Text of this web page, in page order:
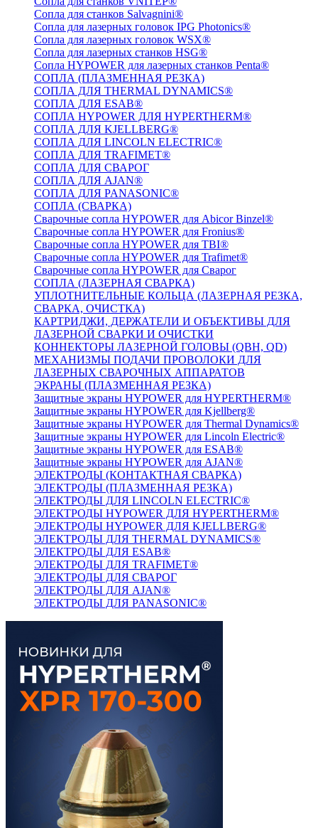
Сопла для станков Salvagnini®
Сопла для лазерных головок IPG Photonics®
Сопла для лазерных головок WSX®
Сопла для лазерных станков HSG®
Сопла HYPOWER для лазерных станков Penta®
СОПЛА (ПЛАЗМЕННАЯ РЕЗКА)
СОПЛА ДЛЯ THERMAL DYNAMICS®
СОПЛА ДЛЯ ESAB®
СОПЛА HYPOWER ДЛЯ HYPERTHERM®
СОПЛА ДЛЯ KJELLBERG®
СОПЛА ДЛЯ LINCOLN ELECTRIC®
СОПЛА ДЛЯ TRAFIMET®
СОПЛА ДЛЯ СВАРОГ
СОПЛА ДЛЯ AJAN®
СОПЛА ДЛЯ PANASONIC®
СОПЛА (СВАРКА)
Сварочные сопла HYPOWER для Abicor Binzel®
Сварочные сопла HYPOWER для Fronius®
Сварочные сопла HYPOWER для TBI®
Сварочные сопла HYPOWER для Trafimet®
Сварочные сопла HYPOWER для Сварог
СОПЛА (ЛАЗЕРНАЯ СВАРКА)
УПЛОТНИТЕЛЬНЫЕ КОЛЬЦА (ЛАЗЕРНАЯ РЕЗКА,
СВАРКА, ОЧИСТКА)
КАРТРИДЖИ, ДЕРЖАТЕЛИ И ОБЪЕКТИВЫ ДЛЯ
ЛАЗЕРНОЙ СВАРКИ И ОЧИСТКИ
КОННЕКТОРЫ ЛАЗЕРНОЙ ГОЛОВЫ (QBH, QD)
МЕХАНИЗМЫ ПОДАЧИ ПРОВОЛОКИ ДЛЯ
ЛАЗЕРНЫХ СВАРОЧНЫХ АППАРАТОВ
ЭКРАНЫ (ПЛАЗМЕННАЯ РЕЗКА)
Защитные экраны HYPOWER для HYPERTHERM®
Защитные экраны HYPOWER для Kjellberg®
Защитные экраны HYPOWER для Thermal Dynamics®
Защитные экраны HYPOWER для Lincoln Electric®
Защитные экраны HYPOWER для ESAB®
Защитные экраны HYPOWER для AJAN®
ЭЛЕКТРОДЫ (КОНТАКТНАЯ СВАРКА)
ЭЛЕКТРОДЫ (ПЛАЗМЕННАЯ РЕЗКА)
ЭЛЕКТРОДЫ ДЛЯ LINCOLN ELECTRIC®
ЭЛЕКТРОДЫ HYPOWER ДЛЯ HYPERTHERM®
ЭЛЕКТРОДЫ HYPOWER ДЛЯ KJELLBERG®
ЭЛЕКТРОДЫ ДЛЯ THERMAL DYNAMICS®
ЭЛЕКТРОДЫ ДЛЯ ESAB®
ЭЛЕКТРОДЫ ДЛЯ TRAFIMET®
ЭЛЕКТРОДЫ ДЛЯ СВАРОГ
ЭЛЕКТРОДЫ ДЛЯ AJAN®
ЭЛЕКТРОДЫ ДЛЯ PANASONIC®